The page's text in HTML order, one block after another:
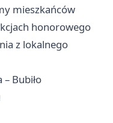
mieszkańców
honorowego
z lokalnego
Bubiło